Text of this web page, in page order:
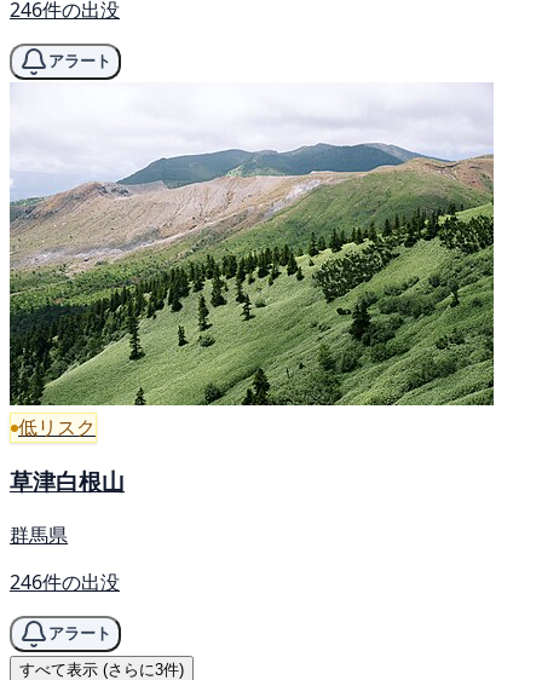
246件の出没
アラート
低リスク
草津白根山
群馬県
246件の出没
アラート
すべて表示 (さらに3件)